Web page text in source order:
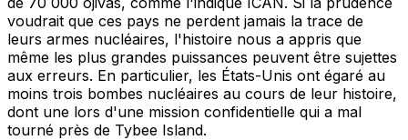
voudrait que ces pays ne perdent jamais la trace de
leurs armes nucléaires, l'histoire nous a appris que
même les plus grandes puissances peuvent être sujettes
aux erreurs. En particulier, les États-Unis ont égaré au
moins trois bombes nucléaires au cours de leur histoire,
dont une lors d'une mission confidentielle qui a mal
tourné près de Tybee Island.